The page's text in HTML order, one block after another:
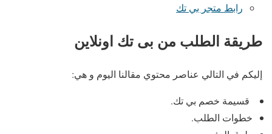
رابط متجر بي تك
طريقة الطلب من بى تك اونلاين
إليكم في التالي عناصر محتوي مقالنا اليوم و هي:
قسيمة خصم بي تك.
خطوات الطلب.